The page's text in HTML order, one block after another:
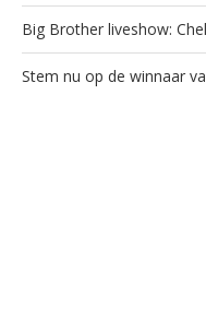
Big Brother liveshow:
Stem nu op de winnaar